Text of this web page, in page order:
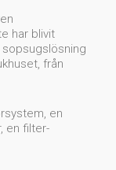
har blivit
från
en
en filter-